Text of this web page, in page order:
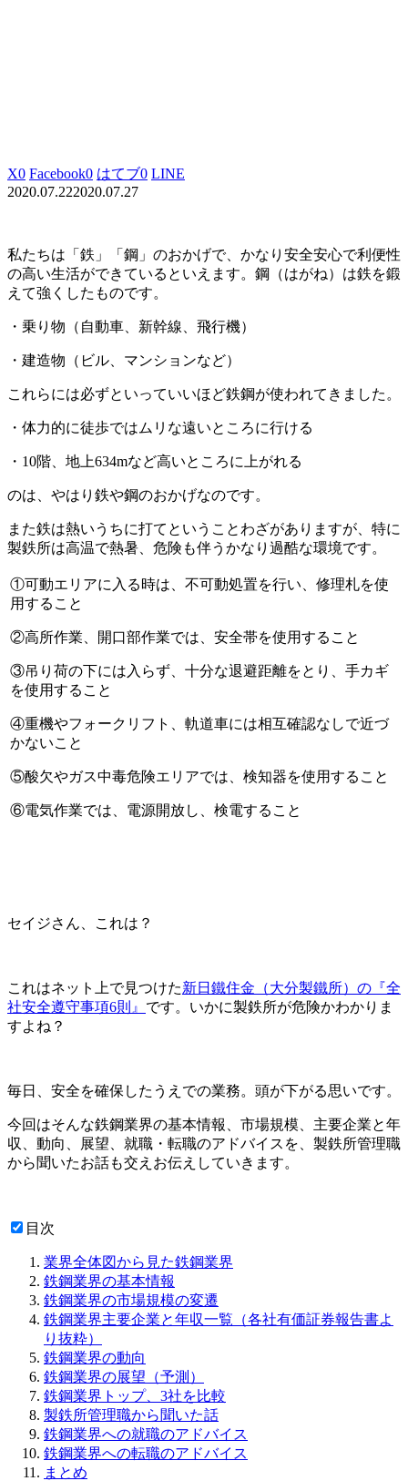
X0 Facebook0 はてブ0 LINE
2020.07.222020.07.27
私たちは「鉄」「鋼」のおかげで、かなり安全安心で利便性
の高い生活ができているといえます。 鋼（はがね）は鉄を鍛
えて強くしたものです。
・乗り物（自動車、新幹線、飛行機）
・建造物（ビル、マンションなど）
これらには必ずといっていいほど鉄鋼が使われてきました。
・体力的に徒歩ではムリな遠いところに行ける
・10階、地上634mなど高いところに上がれる
のは、やはり鉄や鋼のおかげなのです。
また鉄は熱いうちに打てということわざがありますが、特に
製鉄所は高温で熱暑、危険も伴うかなり過酷な環境です。
①可動エリアに入る時は、不可動処置を行い、修理札を使
用すること
②高所作業、開口部作業では、安全帯を使用すること
③吊り荷の下には入らず、十分な退避距離をとり、手カギ
を使用すること
④重機やフォークリフト、軌道車には相互確認なしで近づ
かないこと
⑤酸欠やガス中毒危険エリアでは、検知器を使用すること
⑥電気作業では、電源開放し、検電すること
セイジさん、これは？
これはネット上で見つけた新日鐵住金（大分製鐵所）の『全
社安全遵守事項6則』 です。 いかに製鉄所が危険かわかりま
すよね？
毎日、安全を確保したうえでの業務。頭が下がる思いです。
今回はそんな鉄鋼業界の基本情報、市場規模、主要企業と年
収、動向、展望、就職・転職のアドバイスを、製鉄所管理職
から聞いたお話も交えお伝えしていきます。
目次
業界全体図から見た鉄鋼業界
鉄鋼業界の基本情報
鉄鋼業界の市場規模の変遷
鉄鋼業界主要企業と年収一覧（各社有価証券報告書よ
り抜粋）
鉄鋼業界の動向
鉄鋼業界の展望（予測）
鉄鋼業界トップ、3社を比較
製鉄所管理職から聞いた話
鉄鋼業界への就職のアドバイス
鉄鋼業界への転職のアドバイス
まとめ